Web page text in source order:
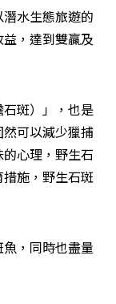
水生態旅遊的
，達到雙贏及
斑）」，也是
可以減少獵捕
心理，野生石
施，野生石斑
，同時也盡量